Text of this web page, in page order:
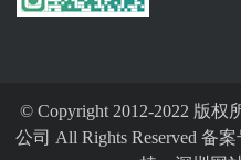
© Copyright 2012-2022 版
公司 All Rights Reserved 备案